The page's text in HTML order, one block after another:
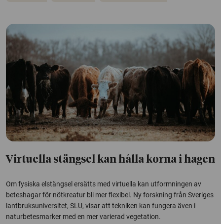
Virtuella stängsel kan hålla korna i hagen
Om fysiska elstängsel ersätts med virtuella kan utformningen av
beteshagar för nötkreatur bli mer flexibel. Ny forskning från Sveriges
lantbruksuniversitet, SLU, visar att tekniken kan fungera även i
naturbetesmarker med en mer varierad vegetation.